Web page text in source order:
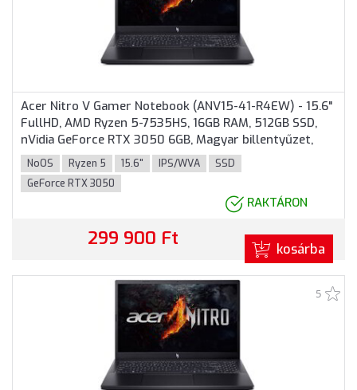
Acer Nitro V Gamer Notebook (ANV15-41-R4EW) - 15.6"
FullHD, AMD Ryzen 5-7535HS, 16GB RAM, 512GB SSD,
nVidia GeForce RTX 3050 6GB, Magyar billentyűzet,
Operációs rendszer nélkül, 3 év garancia, Fekete
színben
NoOS Ryzen 5 15.6" IPS/WVA
SSD
GeForce RTX 3050
RAKTÁRON
299 900 Ft kosárba
5